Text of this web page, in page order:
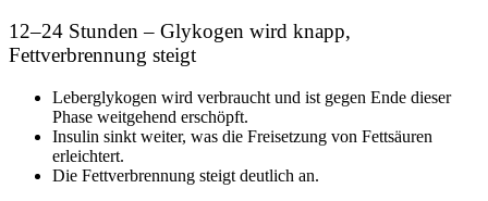
12–24 Stunden – Glykogen wird knapp,
Fettverbrennung steigt
Leberglykogen wird verbraucht und ist gegen Ende dieser
Phase weitgehend erschöpft.
Insulin sinkt weiter, was die Freisetzung von Fettsäuren
erleichtert.
Die Fettverbrennung steigt deutlich an.